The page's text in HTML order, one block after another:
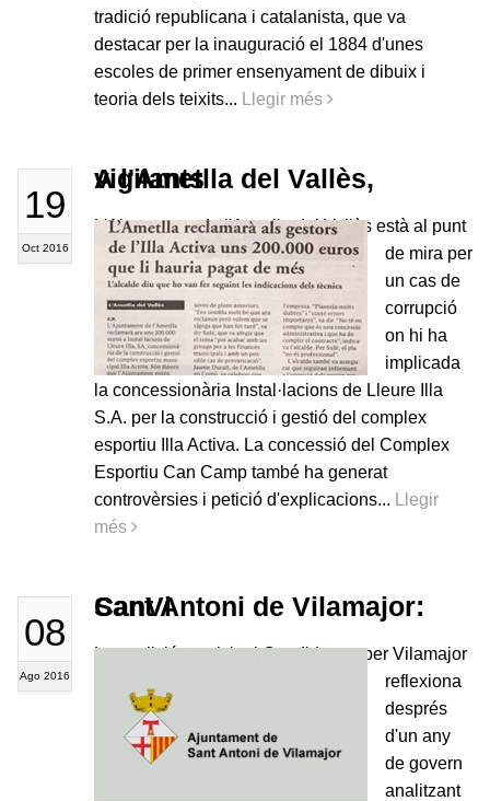
tradició republicana i catalanista, que va
destacar per la inauguració el 1884 d'unes
escoles de primer ensenyament de dibuix i
teoria dels teixits...
Llegir més
19
Oct 2016
A l'Ametlla del Vallès, vigilants
L'Ajuntament de l'Ametlla del Vallès està al punt
de mira per
un cas de
corrupció
on hi ha
implicada
la concessionària Instal·lacions de Lleure Illa
S.A. per la construcció i gestió del complex
esportiu Illa Activa. La concessió del Complex
Esportiu Can Camp també ha generat
controvèrsies i petició d'explicacions...
Llegir
més
08
Ago 2016
Sant Antoni de Vilamajor: CanVi
La coalició municipal Candidatura per Vilamajor
reflexiona
després
d'un any
de govern
analitzant